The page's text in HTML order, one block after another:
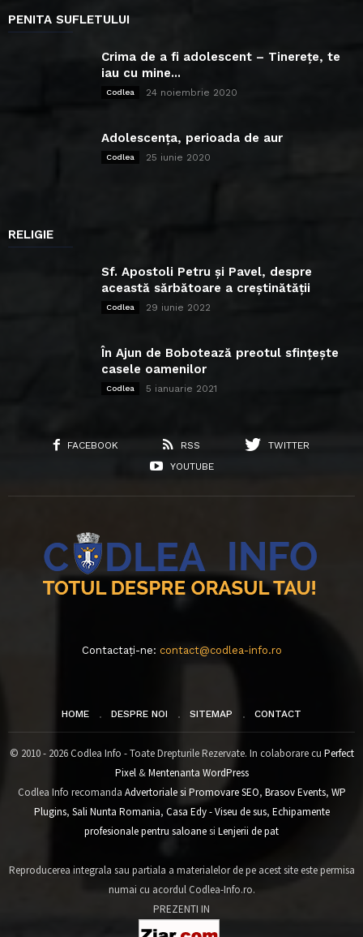
PENITA SUFLETULUI
Crima de a fi adolescent – Tinerețe, te
iau cu mine...
Codlea 24 noiembrie 2020
Adolescența, perioada de aur
Codlea 25 iunie 2020
RELIGIE
Sf. Apostoli Petru și Pavel, despre
această sărbătoare a creștinătății
Codlea 29 iunie 2022
În Ajun de Bobotează preotul sfințește
casele oamenilor
Codlea 5 ianuarie 2021
FACEBOOK RSS
TWITTER
YOUTUBE
Contactați-ne: contact@codlea-info.ro
HOME DESPRE NOI SITEMAP CONTACT
© 2010 - 2026 Codlea Info - Toate Drepturile Rezervate. In colaborare cu Perfect
Pixel&Mentenanta WordPress
Codlea Info recomanda Advertoriale si Promovare SEO, Brasov Events, WP
Plugins, Sali Nunta Romania, Casa Edy - Viseu de sus, Echipamente
profesionale pentru saloanesi Lenjerii de pat
Reproducerea integrala sau partiala a materialelor de pe acest site este permisa
numai cu acordul Codlea-Info.ro.
PREZENTI IN